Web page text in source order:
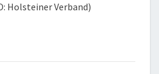
Holsteiner Verband)